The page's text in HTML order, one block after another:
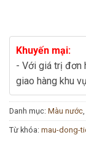
Khuyến mại:
- Với giá trị đơn
giao hàng khu
Danh mục: Màu nước,
Từ khóa: mau-dong-